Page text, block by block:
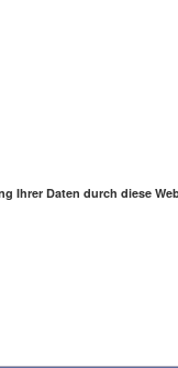
Ihrer Daten durch diese